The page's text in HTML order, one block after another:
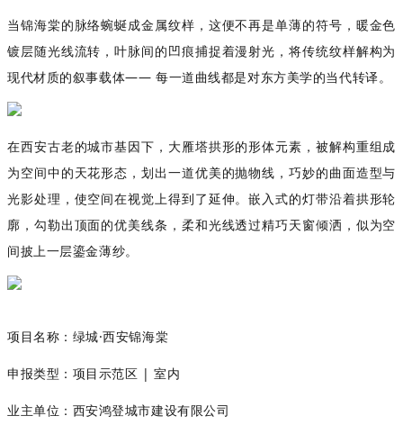
当锦海棠的脉络蜿蜒成金属纹样，这便不再是单薄的符号，暖金色
镀层随光线流转，叶脉间的凹痕捕捉着漫射光，将传统纹样解构为
现代材质的叙事载体—— 每一道曲线都是对东方美学的当代转译。
在西安古老的城市基因下，大雁塔拱形的形体元素，被解构重组成
为空间中的天花形态，划出一道优美的抛物线，巧妙的曲面造型与
光影处理，使空间在视觉上得到了延伸。嵌入式的灯带沿着拱形轮
廓，勾勒出顶面的优美线条，柔和光线透过精巧天窗倾洒，似为空
间披上一层鎏金薄纱。
项目名称：绿城·西安锦海棠
申报类型：项目示范区 | 室内
业主单位：西安鸿登城市建设有限公司